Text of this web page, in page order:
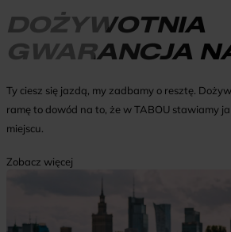
DOŻYWOTNIA
GWARANCJA
Ty ciesz się jazdą, my zadbamy o resztę.
ramę to dowód na to, że w TABOU stawiamy
miejscu.
Zobacz więcej